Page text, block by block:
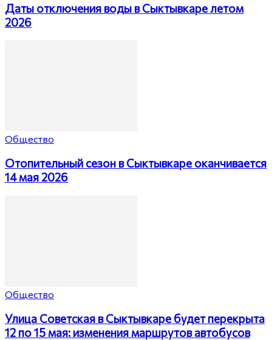
Даты отключения воды в Сыктывкаре летом
2026
Общество
Отопительный сезон в Сыктывкаре оканчивается
14 мая 2026
Общество
Улица Советская в Сыктывкаре будет перекрыта
12 по 15 мая: изменения маршрутов автобусов